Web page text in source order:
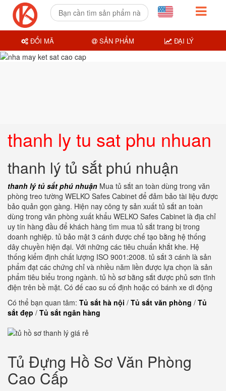
thanh ly tu sat phu nhuan
thanh lý tủ sắt phú nhuận
thanh lý tủ sắt phú nhuận Mua tủ sắt an toàn dùng trong văn
phòng treo tường WELKO Safes Cabinet để đảm bảo tài liệu được
bảo quản gọn gàng. Hiện nay công ty sản xuất tủ sắt an toàn
dùng trong văn phòng xuất khẩu WELKO Safes Cabinet là địa chỉ
uy tín hàng đầu để khách hàng tìm mua tủ sắt trang bị trong
doanh nghiệp. tủ bảo mật 3 cánh được chế tạo bằng hệ thống
dây chuyền hiện đại. Với những các tiêu chuẩn khắt khe. Hệ
thống kiểm định chất lượng ISO 9001:2008. tủ sắt 3 cánh là sản
phẩm đạt các chứng chỉ và nhiều năm liền được lựa chọn là sản
phẩm tiêu biểu trong ngành. tủ hồ sơ bằng sắt được phủ sơn tĩnh
điện trên bề mặt. Có đế cao su cố định hoặc có bánh xe di động
Có thể bạn quan tâm: Tủ sắt hà nội / Tủ sắt văn phòng / Tủ
sắt đẹp / Tủ sắt ngân hàng
Tủ Đựng Hồ Sơ Văn Phòng
Cao Cấp
ĐỔI MÃ SẢN PHẨM ĐẠI LÝ